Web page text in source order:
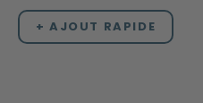
+ AJOUT RAPIDE